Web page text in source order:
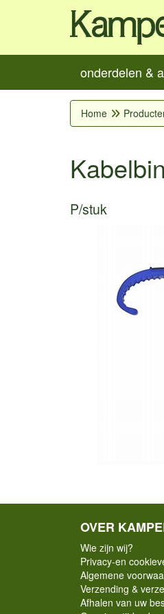
onderdelen &
Home
P/stuk
OVER
Wie zijn wij?
Privacy-en
Algemene
Verzending &
Afhalen van uw